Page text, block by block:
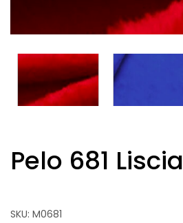
Pelo 681 Liscia
SKU: M0681